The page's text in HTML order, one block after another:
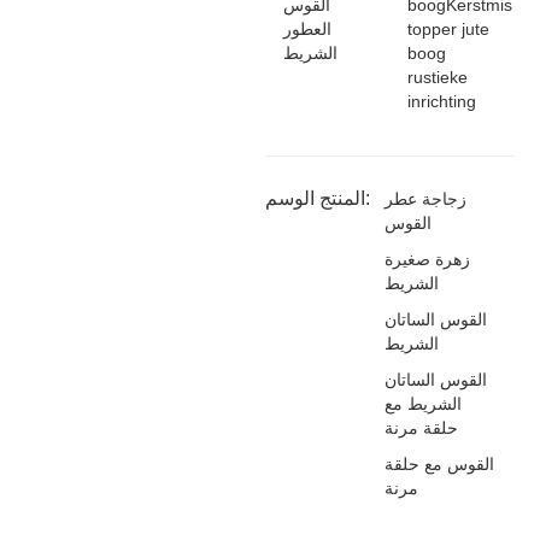
القوس
العطور
الشريط
boogKerstmis
topper jute
boog
rustieke
inrichting
المنتج الوسم:
زجاجة عطر
القوس
زهرة صغيرة
الشريط
القوس الساتان
الشريط
القوس الساتان
الشريط مع
حلقة مرنة
القوس مع حلقة
مرنة